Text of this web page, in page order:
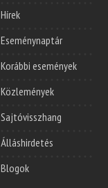
Hírek
Eseménynaptár
Korábbi események
Közlemények
Sajtóvisszhang
Álláshirdetés
Blogok